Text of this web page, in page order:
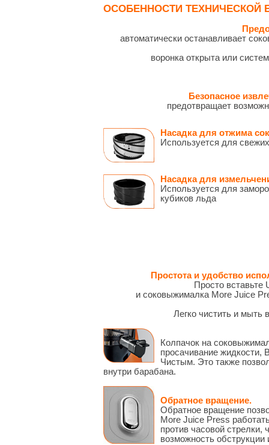
ОСОБЕННОСТИ ТЕХНИЧЕСКОЙ
автоматически останавливает
воронка открыта или
Безопасное
предотвращает
Насадка для отжима
Используется для
Насадка для
Используется для
кубиков льда
Простота и удобство
Просто вставьте
и соковыжималка More Juice
Легко чистить и мыть
Колпачок на
просачивание жидкости,
Чистым. Это также
внутри барабана.
Обратное вращение.
Обратное вращение
More Juice Press
против часовой стрелки,
возможность обструкции